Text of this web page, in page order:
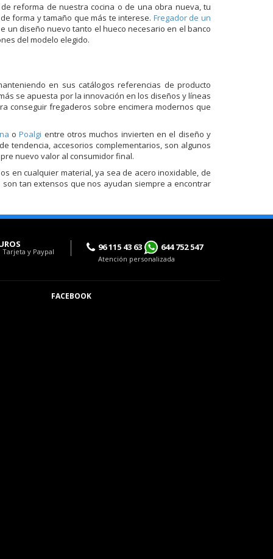
reforma de nuestra cocina o de una obra nueva, tu
forma y tamaño que más te interese. Fregador de un
un diseño nuevo tanto el hueco necesario en el banco
del modelo elegido.
en sus catálogos referencias de producto
se apuesta por la innovación en los diseños y líneas
conseguir fregaderos sobre encimera modernos que
oPoalgi entre otros muchos invierten en el diseño y
tendencia, accesorios complementarios, son algunos
nuevo valor al consumidor final.
en cualquier material, ya sea de acero inoxidable, de
tan extensos que nos ayudan siempre a encontrar
y Paypal 96 115 43 63 644 752 547
Atención personalizada
FACEBOOK